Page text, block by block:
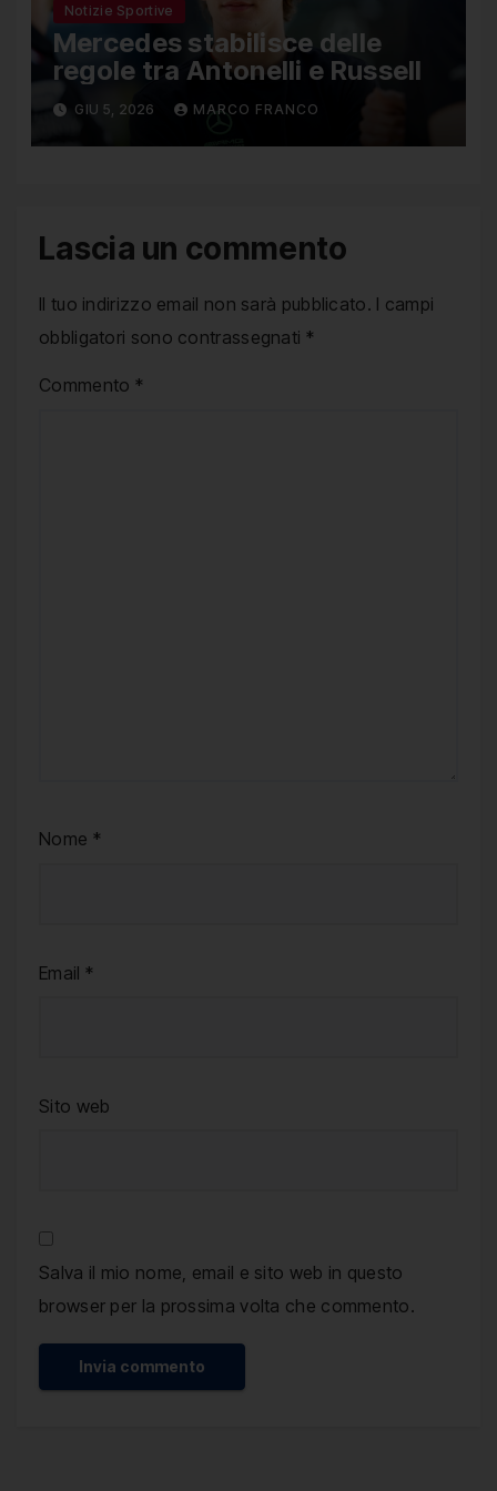
Notizie Sportive
Mercedes stabilisce delle
regole tra Antonelli e Russell
GIU 5, 2026 MARCO FRANCO
Lascia un commento
Il tuo indirizzo email non sarà pubblicato. I campi
obbligatori sono contrassegnati *
Commento *
Nome *
Email *
Sito web
Salva il mio nome, email e sito web in questo
browser per la prossima volta che commento.